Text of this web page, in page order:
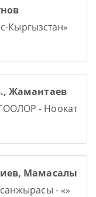
Кыргызстан»
Жамантаев
- Ноокат
Мамасалы
- «»